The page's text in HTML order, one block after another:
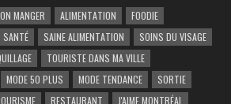
MANGER ALIMENTATION
FOODIE
SANTÉ SAINE ALIMENTATION
SOINS DU VISAGE
TOURISTE DANS MA VILLE
MODE 50 PLUS MODE TENDANCE
SORTIE
RESTAURANT J'AIME MONTRÉAL